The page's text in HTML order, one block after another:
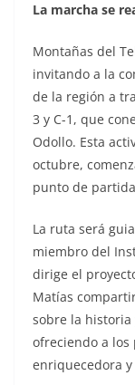
La marcha se
Montañas del
invitando a la
de la región a
3 y C-1, que
Odollo. Esta
octubre,
punto de
La ruta será
miembro del
dirige el
Matías
sobre la historia
ofreciendo a
enriquecedora